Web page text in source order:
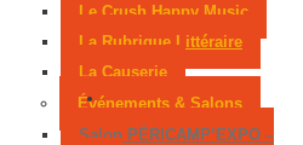
Le Crush Happy Music
La Rubrique Littéraire
La Causerie
Événements & Salons
Salon PÉRICAMP’EXPO –